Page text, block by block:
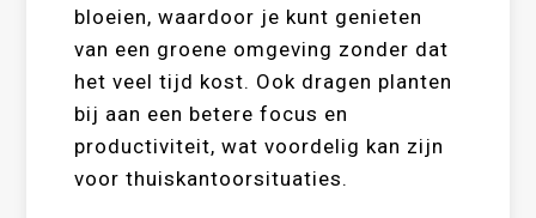
bloeien, waardoor je kunt genieten
van een groene omgeving zonder dat
het veel tijd kost. Ook dragen planten
bij aan een betere focus en
productiviteit, wat voordelig kan zijn
voor thuiskantoorsituaties.